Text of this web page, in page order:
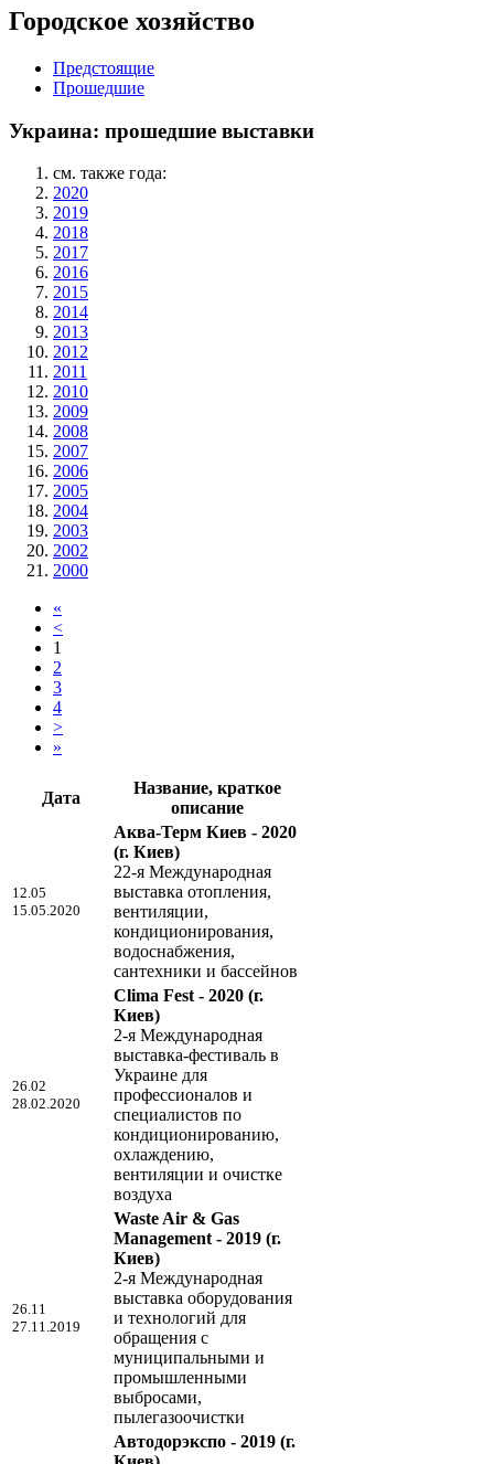
Городское хозяйство
Предстоящие
Прошедшие
Украина: прошедшие выставки
см. также года:
2020
2019
2018
2017
2016
2015
2014
2013
2012
2011
2010
2009
2008
2007
2006
2005
2004
2003
2002
2000
«
<
1
2
3
4
>
»
Дата
Название, краткое
описание
12.05
15.05.2020
Аква-Терм Киев - 2020
(г. Киев)
22-я Международная
выставка отопления,
вентиляции,
кондиционирования,
водоснабжения,
сантехники и бассейнов
26.02
28.02.2020
Clima Fest - 2020 (г.
Киев)
2-я Международная
выставка-фестиваль в
Украине для
профессионалов и
специалистов по
кондиционированию,
охлаждению,
вентиляции и очистке
воздуха
26.11
27.11.2019
Waste Air & Gas
Management - 2019 (г.
Киев)
2-я Международная
выставка оборудования
и технологий для
обращения с
муниципальными и
промышленными
выбросами,
пылегазоочистки
Автодорэкспо - 2019 (г.